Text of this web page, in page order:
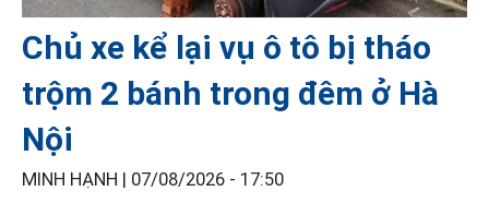
Chủ xe kể lại vụ ô tô bị tháo
trộm 2 bánh trong đêm ở Hà
Nội
MINH HẠNH | 07/08/2026 - 17:50